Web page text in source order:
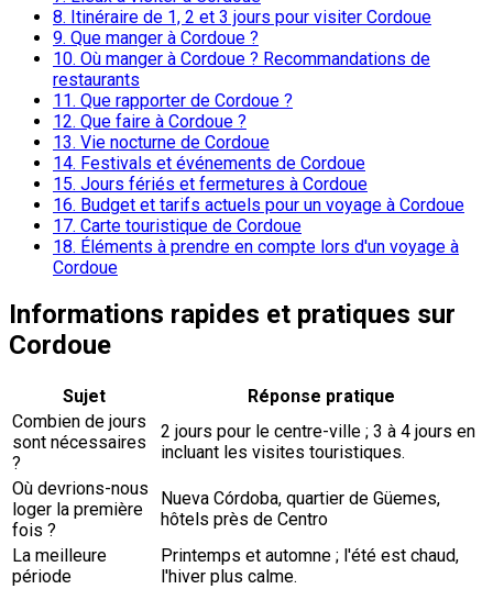
8. Itinéraire de 1, 2 et 3 jours pour visiter Cordoue
9. Que manger à Cordoue ?
10. Où manger à Cordoue ? Recommandations de
restaurants
11. Que rapporter de Cordoue ?
12. Que faire à Cordoue ?
13. Vie nocturne de Cordoue
14. Festivals et événements de Cordoue
15. Jours fériés et fermetures à Cordoue
16. Budget et tarifs actuels pour un voyage à Cordoue
17. Carte touristique de Cordoue
18. Éléments à prendre en compte lors d'un voyage à
Cordoue
Informations rapides et pratiques sur
Cordoue
Sujet
Réponse pratique
Combien de jours
sont nécessaires
?
2 jours pour le centre-ville ; 3 à 4 jours en
incluant les visites touristiques.
Où devrions-nous
loger la première
fois ?
Nueva Córdoba, quartier de Güemes,
hôtels près de Centro
La meilleure
période
Printemps et automne ; l'été est chaud,
l'hiver plus calme.